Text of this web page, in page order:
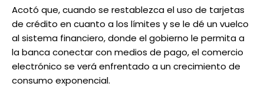
Acotó que, cuando se restablezca el uso de tarjetas
de crédito en cuanto a los límites y se le dé un vuelco
al sistema financiero, donde el gobierno le permita a
la banca conectar con medios de pago, el comercio
electrónico se verá enfrentado a un crecimiento de
consumo exponencial.